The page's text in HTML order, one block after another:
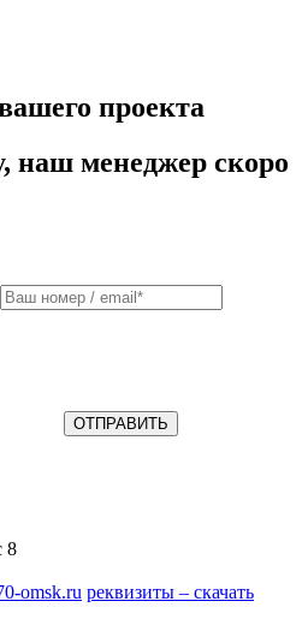
проекта
наш менеджер скоро
8
omsk.ru реквизиты – скачать